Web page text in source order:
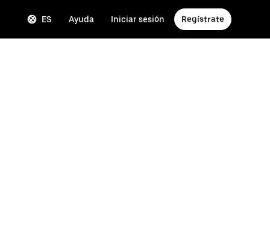
ES Ayuda Iniciar sesión Regístrate